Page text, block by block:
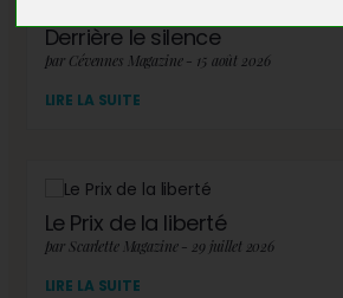
Derrière le silence
par Cévennes Magazine - 15 août 2026
LIRE LA SUITE
Le Prix de la liberté
par Scarlette Magazine - 29 juillet 2026
LIRE LA SUITE